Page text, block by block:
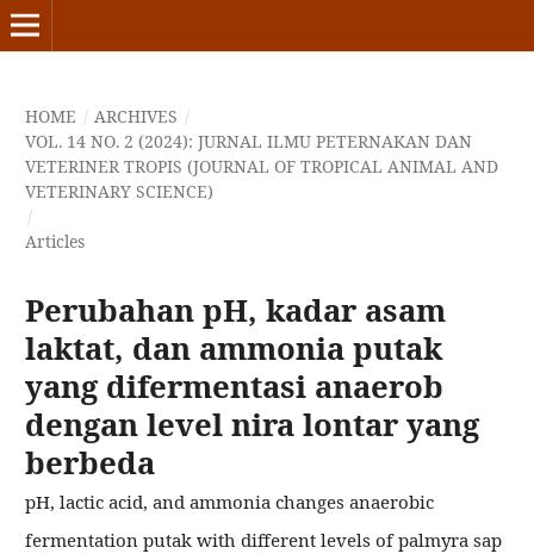
HOME / ARCHIVES /
VOL. 14 NO. 2 (2024): JURNAL ILMU PETERNAKAN DAN
VETERINER TROPIS (JOURNAL OF TROPICAL ANIMAL AND
VETERINARY SCIENCE)
/
Articles
Perubahan pH, kadar asam
laktat, dan ammonia putak
yang difermentasi anaerob
dengan level nira lontar yang
berbeda
pH, lactic acid, and ammonia changes anaerobic
fermentation putak with different levels of palmyra sap